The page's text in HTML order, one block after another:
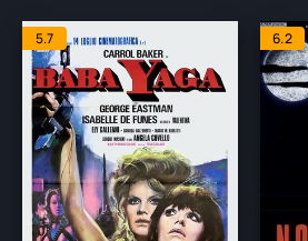
5.7 6.2